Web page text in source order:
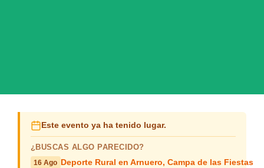
Este evento ya ha tenido lugar.
¿BUSCAS ALGO PARECIDO?
16 Ago Deporte Rural en Arnuero, Campa de las Fiestas